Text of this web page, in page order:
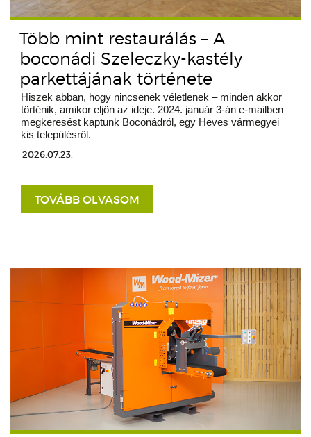
Több mint restaurálás – A
boconádi Szeleczky-kastély
parkettájának története
Hiszek abban, hogy nincsenek véletlenek – minden akkor
történik, amikor eljön az ideje. 2024. január 3-án e-mailben
megkeresést kaptunk Boconádról, egy Heves vármegyei
kis településről.
2026.07.23.
TOVÁBB OLVASOM